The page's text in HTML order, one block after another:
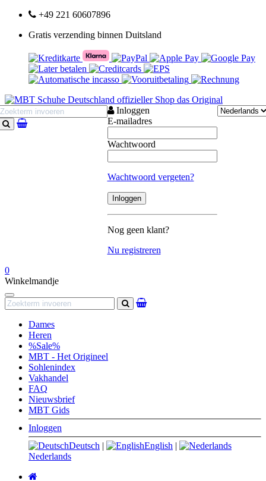
+49 221 60607896
Gratis verzending binnen Duitsland
Zoeken
Inloggen
E-mailadres
Wachtwoord
Wachtwoord vergeten?
Nog geen klant?
Nu registreren
0
Winkelmandje
Navigation
Zoeken
Dames
Heren
%Sale%
MBT - Het Origineel
Sohlenindex
Vakhandel
FAQ
Nieuwsbrief
MBT Gids
Inloggen
Deutsch | English |
Nederlands